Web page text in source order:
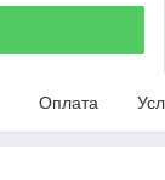
Оплата